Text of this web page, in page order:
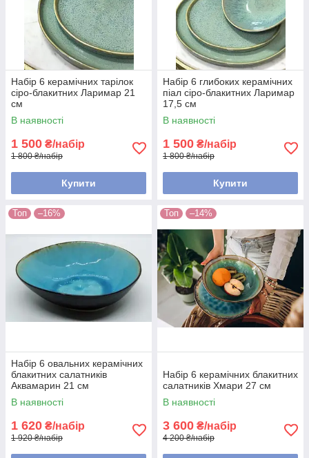
Набір 6 керамічних тарілок
сіро-блакитних Ларимар 21
см
В наявності
1 500 ₴/набір
1 800 ₴/набір
Купити
Набір 6 глибоких керамічних
піал сіро-блакитних Ларимар
17,5 см
В наявності
1 500 ₴/набір
1 800 ₴/набір
Купити
Топ –16%
Набір 6 овальних керамічних
блакитних салатників
Аквамарин 21 см
В наявності
1 620 ₴/набір
1 920 ₴/набір
Топ –14%
Набір 6 керамічних блакитних
салатників Хмари 27 см
В наявності
3 600 ₴/набір
4 200 ₴/набір